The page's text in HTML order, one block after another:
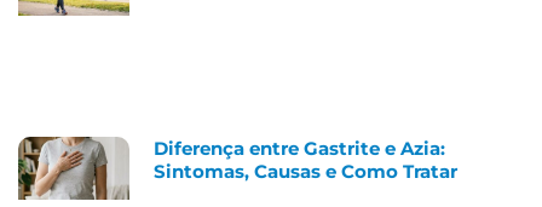
Diferença entre Gastrite e Azia:
Sintomas, Causas e Como Tratar